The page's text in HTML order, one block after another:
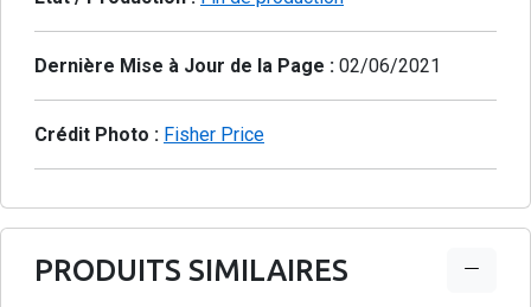
Dernière Mise à Jour de la Page : 02/06/2021
Crédit Photo : Fisher Price
PRODUITS SIMILAIRES